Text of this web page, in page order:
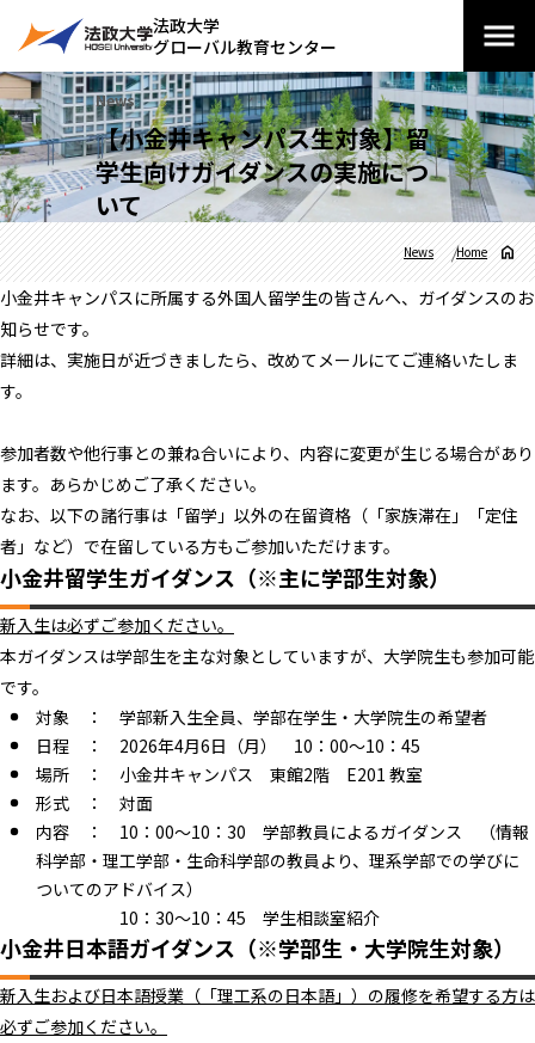
法政大学
グローバル教育センター
News
【小金井キャンパス生対象】留
学生向けガイダンスの実施につ
いて
Home
News
小金井キャンパスに所属する外国人留学生の皆さんへ、ガイダンスのお
知らせです。
詳細は、実施日が近づきましたら、改めてメールにてご連絡いたしま
す。
参加者数や他行事との兼ね合いにより、内容に変更が生じる場合があり
ます。あらかじめご了承ください。
なお、以下の諸行事は「留学」以外の在留資格（「家族滞在」「定住
者」など）で在留している方もご参加いただけます。
小金井留学生ガイダンス（※主に学部生対象）
新入生は必ずご参加ください。
本ガイダンスは学部生を主な対象としていますが、大学院生も参加可能
です。
対象 ： 学部新入生全員、学部在学生・大学院生の希望者
日程 ： 2026年4月6日（月） 10：00～10：45
場所 ： 小金井キャンパス 東館2階 E201 教室
形式 ： 対面
内容 ： 10：00～10：30 学部教員によるガイダンス （情報
科学部・理工学部・生命科学部の教員より、理系学部での学びに
ついてのアドバイス）
10：30～10：45 学生相談室紹介
小金井日本語ガイダンス（※学部生・大学院生対象）
新入生および日本語授業（「理工系の日本語」）の履修を希望する方は
必ずご参加ください。